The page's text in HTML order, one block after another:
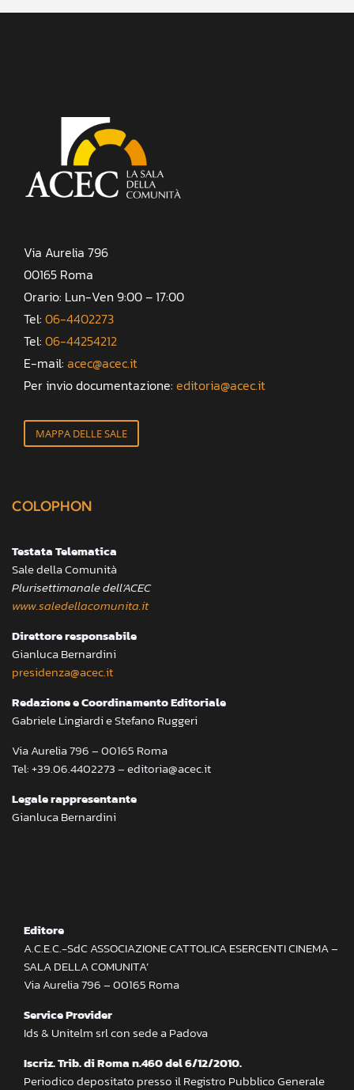
Via Aurelia 796
00165 Roma
Orario: Lun-Ven 9:00 – 17:00
Tel: 06-4402273
Tel: 06-44254212
E-mail: acec@acec.it
Per invio documentazione: editoria@acec.it
MAPPA DELLE SALE
COLOPHON
Testata Telematica
Sale della Comunità
Plurisettimanale dell’ACEC
www.saledellacomunita.it
Direttore responsabile
Gianluca Bernardini
presidenza@acec.it
Redazione e Coordinamento Editoriale
Gabriele Lingiardi e Stefano Ruggeri
Via Aurelia 796 – 00165 Roma
Tel: +39.06.4402273 – editoria@acec.it
Legale rappresentante
Gianluca Bernardini
Editore
A.C.E.C.-SdC ASSOCIAZIONE CATTOLICA ESERCENTI CINEMA –
SALA DELLA COMUNITA’
Via Aurelia 796 – 00165 Roma
Service Provider
Ids & Unitelm srl con sede a Padova
Iscriz. Trib. di Roma n.460 del 6/12/2010.
Periodico depositato presso il Registro Pubblico Generale